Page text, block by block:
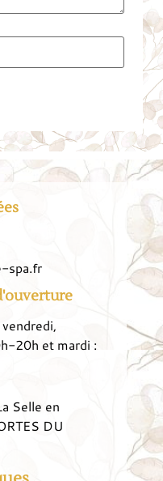
spa.fr
20h et mardi :
Selle en
DU